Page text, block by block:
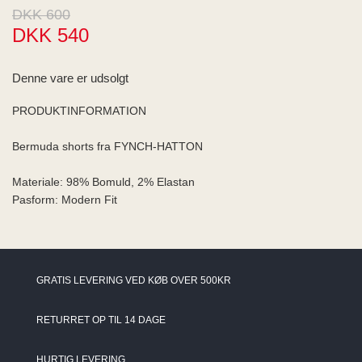
MODA
DKK 600
DKK 540
Denne vare er udsolgt
PRODUKTINFORMATION
Bermuda shorts fra FYNCH-HATTON
Materiale: 98% Bomuld, 2% Elastan
Pasform: Modern Fit
GRATIS LEVERING VED KØB OVER 500KR
RETURRET OP TIL 14 DAGE
HURTIG LEVERING